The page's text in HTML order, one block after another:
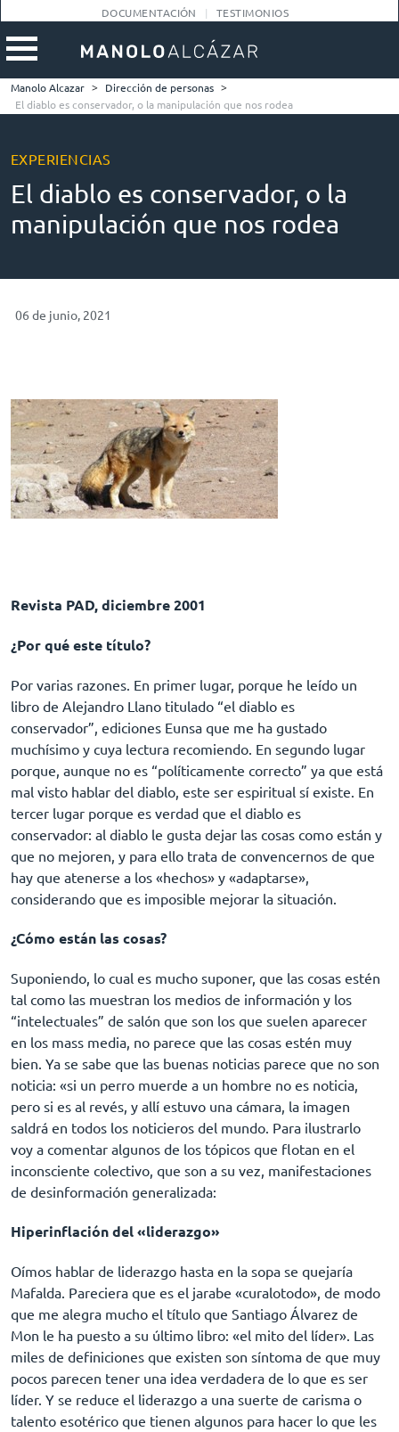
DOCUMENTACIÓN TESTIMONIOS
Manolo Alcazar > Dirección de personas >
El diablo es conservador, o la manipulación que nos rodea
EXPERIENCIAS
El diablo es conservador, o la
manipulación que nos rodea
06 de junio, 2021
Revista PAD, diciembre 2001
¿Por qué este título?
Por varias razones. En primer lugar, porque he leído un
libro de Alejandro Llano titulado “el diablo es
conservador”, ediciones Eunsa que me ha gustado
muchísimo y cuya lectura recomiendo. En segundo lugar
porque, aunque no es “políticamente correcto” ya que está
mal visto hablar del diablo, este ser espiritual sí existe. En
tercer lugar porque es verdad que el diablo es
conservador: al diablo le gusta dejar las cosas como están y
que no mejoren, y para ello trata de convencernos de que
hay que atenerse a los «hechos» y «adaptarse»,
considerando que es imposible mejorar la situación.
¿Cómo están las cosas?
Suponiendo, lo cual es mucho suponer, que las cosas estén
tal como las muestran los medios de información y los
“intelectuales” de salón que son los que suelen aparecer
en los mass media, no parece que las cosas estén muy
bien. Ya se sabe que las buenas noticias parece que no son
noticia: «si un perro muerde a un hombre no es noticia,
pero si es al revés, y allí estuvo una cámara, la imagen
saldrá en todos los noticieros del mundo. Para ilustrarlo
voy a comentar algunos de los tópicos que flotan en el
inconsciente colectivo, que son a su vez, manifestaciones
de desinformación generalizada:
Hiperinflación del «liderazgo»
Oímos hablar de liderazgo hasta en la sopa se quejaría
Mafalda. Pareciera que es el jarabe «curalotodo», de modo
que me alegra mucho el título que Santiago Álvarez de
Mon le ha puesto a su último libro: «el mito del líder». Las
miles de definiciones que existen son síntoma de que muy
pocos parecen tener una idea verdadera de lo que es ser
líder. Y se reduce el liderazgo a una suerte de carisma o
talento esotérico que tienen algunos para hacer lo que les